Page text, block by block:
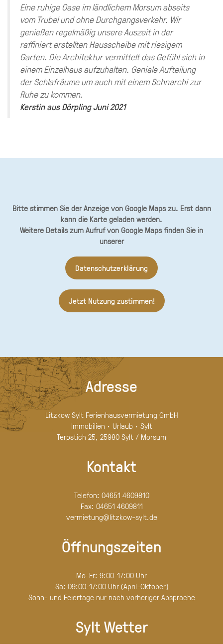
Eine ruhige Oase im ländlichem Morsum abseits
vom Trubel und ohne Durchgangsverkehr. Wir
genießen regelmäßig unsere Auszeit in der
raffiniert erstellten Hausscheibe mit riesigem
Garten. Die Architektur vermittelt das Gefühl sich in
einem Einzelhaus aufzuhalten. Geniale Aufteilung
der Schlafräume um auch mit einem Schnarchi zur
Ruhe zu kommen.
KerstinausDörplingJuni 2021
Bitte stimmen Sie der Anzeige von Google Maps zu. Erst dann
kann die Karte geladen werden.
Weitere Details zum Aufruf von Google Maps finden Sie in
unserer
Datenschutzerklärung
Jetzt Nutzung zustimmen!
Adresse
Litzkow Sylt Ferienhausvermietung GmbH
Immobilien · Urlaub · Sylt
Terpstich 25, 25980 Sylt / Morsum
Kontakt
Telefon: 04651 4609810
Fax: 04651 4609811
vermietung@litzkow-sylt.de
Öffnungszeiten
Mo-Fr: 9:00-17:00 Uhr
Sa: 09:00-17:00 Uhr (April-Oktober)
Sonn- und Feiertage nur nach vorheriger Absprache
Sylt Wetter